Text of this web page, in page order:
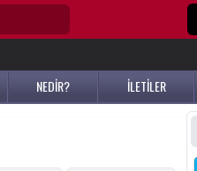
NEDİR? İLETİLER